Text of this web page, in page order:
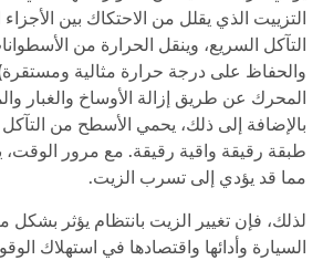
service center.
التزييت الذي يقلل من الاحتكاك بين
التآكل السريع، وينقل الحرارة من
والحفاظ على درجة حرارة مثالية
المحرك عن طريق إزالة الأوساخ والغبار
بالإضافة إلى ذلك، يحمي الأسطح من
طبقة رقيقة واقية رقيقة. مع مرور الوقت،
مما قد يؤدي إلى تسرب الزيت.
لذلك، فإن تغيير الزيت بانتظام يؤثر
السيارة وأدائها واقتصادها في استهلاك